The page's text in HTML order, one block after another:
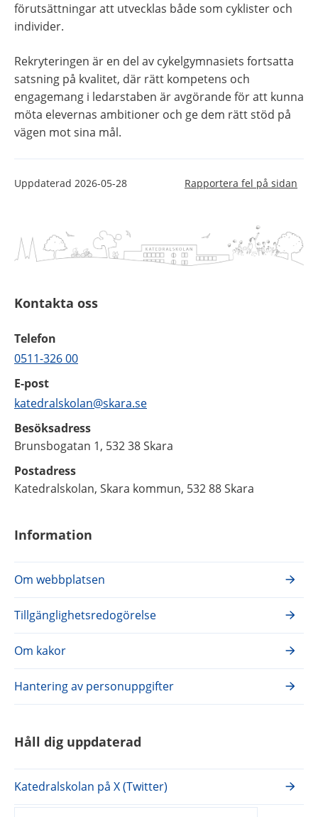
förutsättningar att utvecklas både som cyklister och
individer.
Rekryteringen är en del av cykelgymnasiets fortsatta
satsning på kvalitet, där rätt kompetens och
engagemang i ledarstaben är avgörande för att kunna
möta elevernas ambitioner och ge dem rätt stöd på
vägen mot sina mål.
Uppdaterad 2026-05-28 Rapportera fel på sidan
Kontakta oss
Telefon
0511-326 00
E-post
katedralskolan@skara.se
Besöksadress
Brunsbogatan 1, 532 38 Skara
Postadress
Katedralskolan, Skara kommun, 532 88 Skara
Information
Om webbplatsen
Tillgänglighetsredogörelse
Om kakor
Hantering av personuppgifter
Håll dig uppdaterad
Katedralskolan på X (Twitter)